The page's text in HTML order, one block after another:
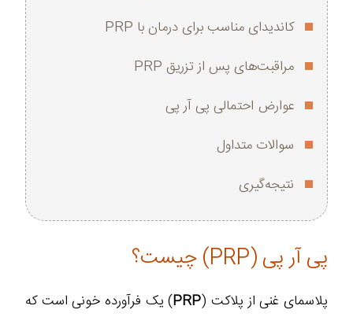
کاندیدای مناسب برای درمان با PRP
مراقبت‌های پس از تزریق PRP
عوارض احتمالی پی آر پی
سوالات متداول
نتیجه‌گیری
پی آر پی (PRP) چیست؟
پلاسمای غنی از پلاکت (PRP) یک فرآورده خونی است که